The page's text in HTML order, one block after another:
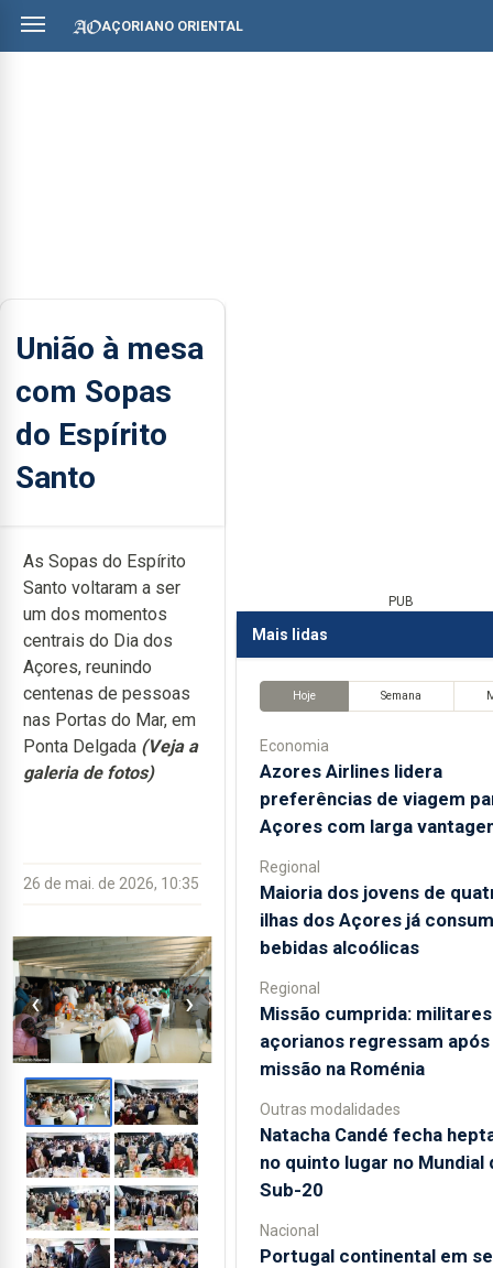
AÇORIANO ORIENTAL
União à mesa
com Sopas
do Espírito
Santo
As Sopas do Espírito
Santo voltaram a ser
um dos momentos
centrais do Dia dos
Açores, reunindo
centenas de pessoas
nas Portas do Mar, em
Ponta Delgada (Veja a
galeria de fotos)
26 de mai. de 2026, 10:35
‹ ›
PUB
Mais lidas
Hoje Semana
Economia
Azores Airlines lidera
preferências de viagem
Açores com larga
Regional
Maioria dos jovens de
ilhas dos Açores já
bebidas alcoólicas
Regional
Missão cumprida: militares
açorianos regressam após
missão na Roménia
Outras modalidades
Natacha Candé fecha
no quinto lugar no Mundial
Sub-20
Nacional
Portugal continental em